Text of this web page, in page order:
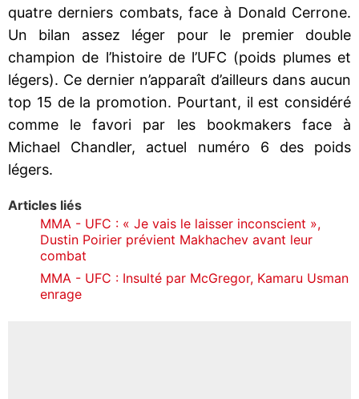
quatre derniers combats, face à Donald Cerrone.
Un bilan assez léger pour le premier double
champion de l’histoire de l’UFC (poids plumes et
légers). Ce dernier n’apparaît d’ailleurs dans aucun
top 15 de la promotion. Pourtant, il est considéré
comme le favori par les bookmakers face à
Michael Chandler, actuel numéro 6 des poids
légers.
Articles liés
MMA - UFC : « Je vais le laisser inconscient »,
Dustin Poirier prévient Makhachev avant leur
combat
MMA - UFC : Insulté par McGregor, Kamaru Usman
enrage